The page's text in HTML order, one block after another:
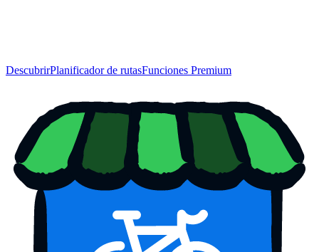
DescubrirPlanificador de rutasFunciones Premium